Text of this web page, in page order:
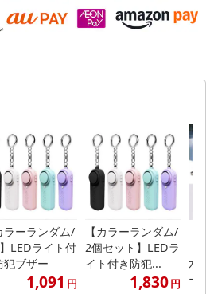
ラーランダム/
LEDライト付
犯ブザー
1,091 円
【カラーランダム/
2個セット】LEDラ
イト付き防犯...
1,830円
ト
水セ
ー...